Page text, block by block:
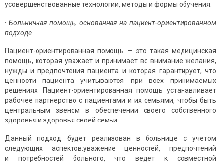
усовершенствованные технологии, методы и формы обучения.
·Больничная помощь, основанная на пациент-ориентированном
подходе
Пациент-ориентированная помощь — это такая медицинская
помощь, которая уважает и принимает во внимание желания,
нужды и предпочтения пациента и которая гарантирует, что
ценности пациента учитываются при всех принимаемых
решениях. Пациент-ориентированная помощь устанавливает
рабочее партнерство с пациентами и их семьями, чтобы быть
центральным звеном в обеспечении своего собственного
здоровья и здоровья своей семьи.
Данный подход будет реализован в больнице с учетом
следующих аспектов:уважение ценностей, предпочтений
и потребностей больного, что ведет к совместной